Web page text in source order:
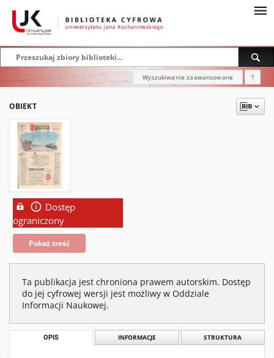
Wyszukiwanie zaawansowane ?
OBIEKT
Dostęp
ograniczony
Pokaż treść
Ta publikacja jest chroniona prawem autorskim. Dostęp
do jej cyfrowej wersji jest możliwy w Oddziale
Informacji Naukowej.
OPIS INFORMACJE STRUKTURA